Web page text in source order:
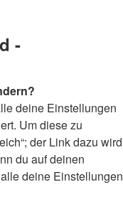
-
deine Einstellungen
Um diese zu
der Link dazu wird
du auf deinen
deine Einstellungen